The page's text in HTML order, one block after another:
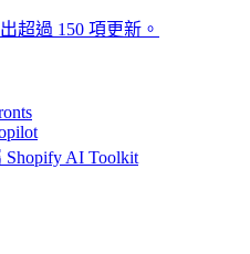
超過 150 項更新。
Shopify AI Toolkit